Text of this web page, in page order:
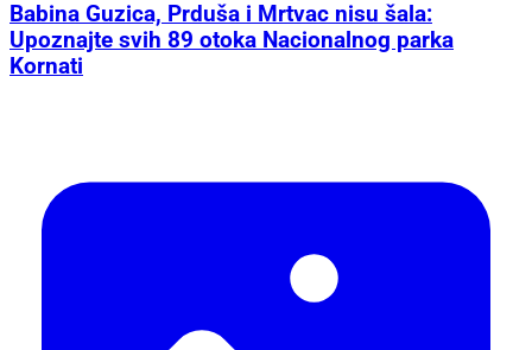
Babina Guzica, Prduša i Mrtvac nisu šala:
Upoznajte svih 89 otoka Nacionalnog parka
Kornati